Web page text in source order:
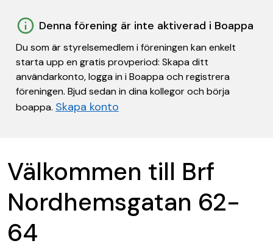
Denna förening är inte aktiverad i Boappa
Du som är styrelsemedlem i föreningen kan enkelt
starta upp en gratis provperiod: Skapa ditt
användarkonto, logga in i Boappa och registrera
föreningen. Bjud sedan in dina kollegor och börja
boappa. Skapa konto
Välkommen till Brf
Nordhemsgatan 62-
64